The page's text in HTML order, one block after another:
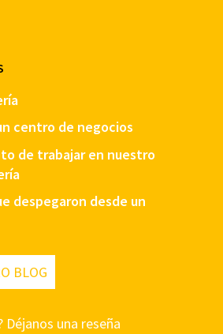
centro de negocios
de trabajar en nuestro
despegaron desde un
BLOG
Déjanos una reseña